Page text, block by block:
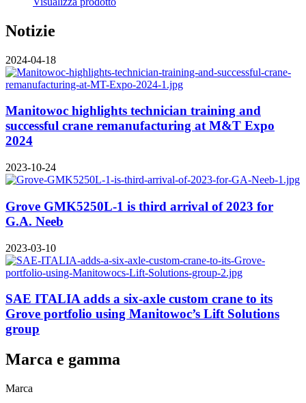
Notizie
2024-04-18
Manitowoc highlights technician training and
successful crane remanufacturing at M&T Expo
2024
2023-10-24
Grove GMK5250L-1 is third arrival of 2023 for
G.A. Neeb
2023-03-10
SAE ITALIA adds a six-axle custom crane to its
Grove portfolio using Manitowoc’s Lift Solutions
group
Marca e gamma
Marca